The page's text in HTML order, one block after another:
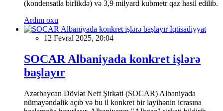
(kondensatla birlikdə) və 3,9 milyard kubmetr qaz hasil edilib.
Ardını oxu
İqtisadiyyat
12 Fevral 2025, 20:04
SOCAR Albaniyada konkret işlərə
başlayır
Azərbaycan Dövlət Neft Şirkəti (SOCAR) Albaniyada
nümayəndəlik açıb və bu il konkret bir layihənin icrasına